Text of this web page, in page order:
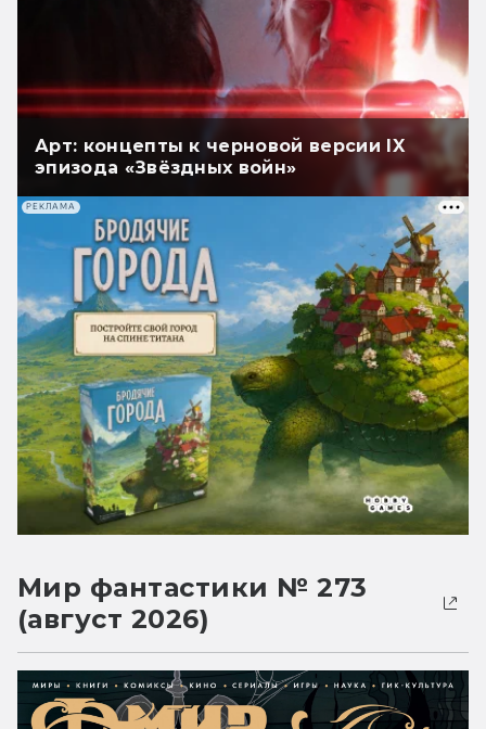
Арт: концепты к черновой версии IX
эпизода «Звёздных войн»
РЕКЛАМА
Мир фантастики № 273
(август 2026)